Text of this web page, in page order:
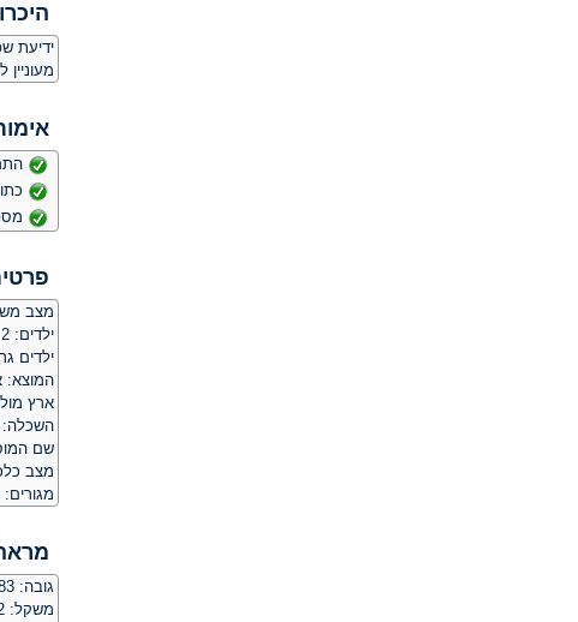
ידיעת
מצב
ילדים: 2
ילדים
המוצא:
ארץ
השכלה:
שם
מצב
גובה: 183 ס"מ
משקל: 82 ק"ג